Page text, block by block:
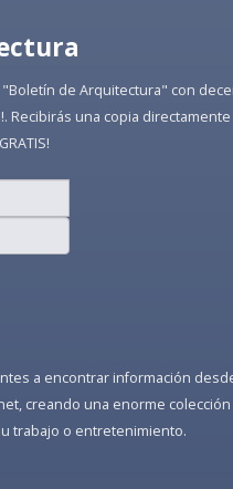
"Boletín de Arquitectura" con
Recibirás una copia
a encontrar información
creando una enorme
trabajo o entretenimiento.